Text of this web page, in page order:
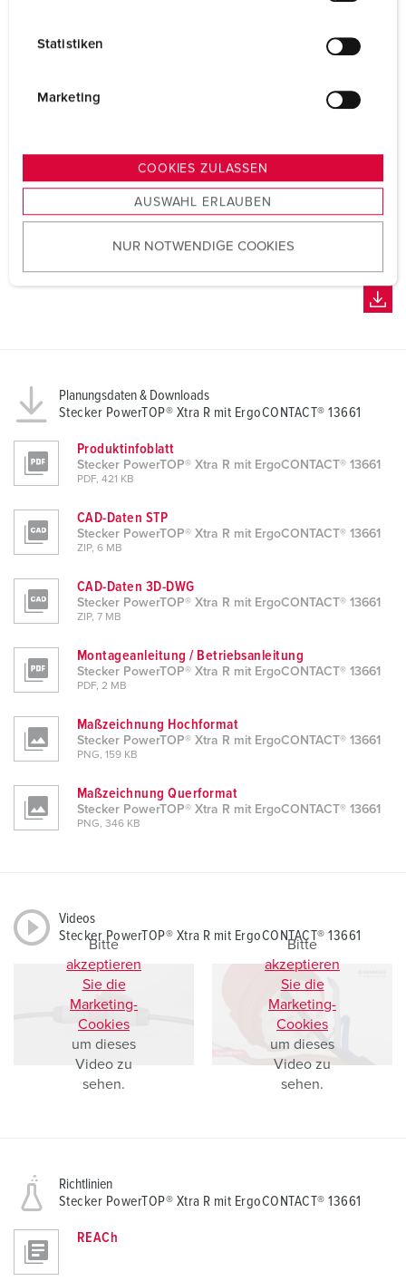
s
u
w
Statistiken
Marketing
COOKIES ZULASSEN
AUSWAHL ERLAUBEN
NUR NOTWENDIGE COOKIES
Planungsdaten & Downloads
Stecker PowerTOP® Xtra R mit ErgoCONTACT® 13661
Produktinfoblatt
Stecker PowerTOP® Xtra R mit ErgoCONTACT® 13661
PDF, 421 KB
CAD-Daten STP
Stecker PowerTOP® Xtra R mit ErgoCONTACT® 13661
ZIP, 6 MB
CAD-Daten 3D-DWG
Stecker PowerTOP® Xtra R mit ErgoCONTACT® 13661
ZIP, 7 MB
Montageanleitung / Betriebsanleitung
Stecker PowerTOP® Xtra R mit ErgoCONTACT® 13661
PDF, 2 MB
Maßzeichnung Hochformat
Stecker PowerTOP® Xtra R mit ErgoCONTACT® 13661
PNG, 159 KB
Maßzeichnung Querformat
Stecker PowerTOP® Xtra R mit ErgoCONTACT® 13661
PNG, 346 KB
Videos
Stecker PowerTOP® Xtra R mit ErgoCONTACT® 13661
Bitte
akzeptieren
Sie die
Marketing-
Cookies
um dieses
Video zu
sehen.
Bitte
akzeptieren
Sie die
Marketing-
Cookies
um dieses
Video zu
sehen.
Richtlinien
Stecker PowerTOP® Xtra R mit ErgoCONTACT® 13661
REACh